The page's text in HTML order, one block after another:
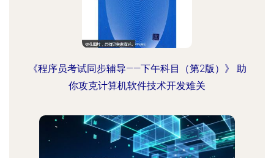
《程序员考试同步辅导——下午科目（第2版）》 助
你攻克计算机软件技术开发难关